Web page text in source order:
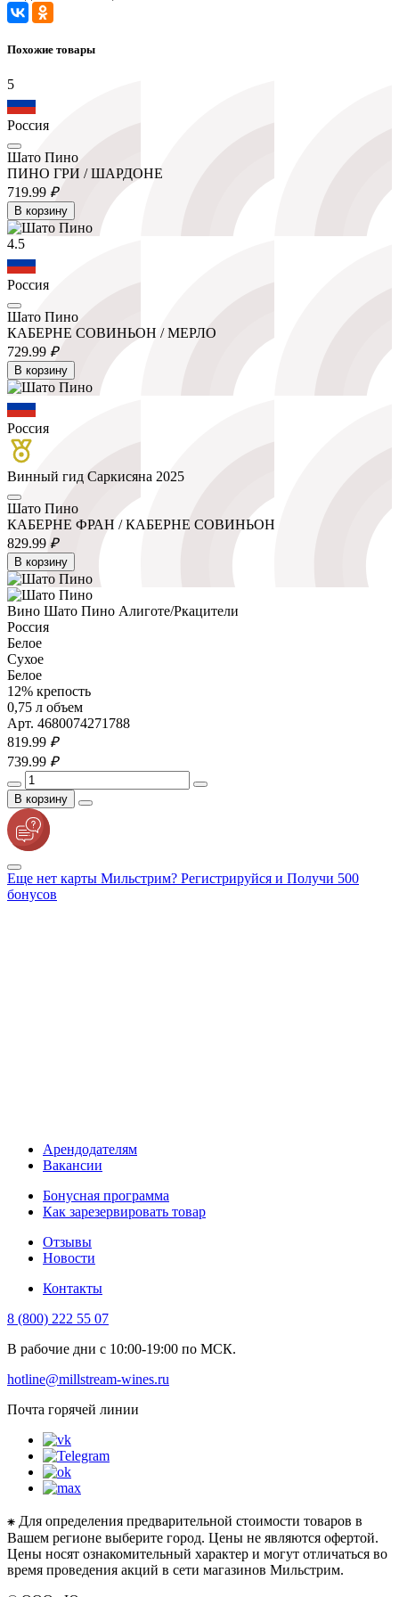
Похожие товары
5
Россия
Шато Пино
ПИНО ГРИ / ШАРДОНЕ
719.99 ₽
В корзину
4.5
Россия
Шато Пино
КАБЕРНЕ СОВИНЬОН / МЕРЛО
729.99 ₽
В корзину
Россия
Винный гид Саркисяна 2025
Шато Пино
КАБЕРНЕ ФРАН / КАБЕРНЕ СОВИНЬОН
829.99 ₽
В корзину
Вино Шато Пино Алиготе/Ркацители
Россия
Белое
Сухое
Белое
12% крепость
0,75 л объем
Арт. 4680074271788
819.99 ₽
739.99 ₽
В корзину
Еще нет карты Мильстрим? Регистрируйся и Получи 500
бонусов
Арендодателям
Вакансии
Бонусная программа
Как зарезервировать товар
Отзывы
Новости
Контакты
8 (800) 222 55 07
В рабочие дни с 10:00-19:00 по МСК.
hotline@millstream-wines.ru
Почта горячей линии
⁕ Для определения предварительной стоимости товаров в
Вашем регионе выберите город. Цены не являются офертой.
Цены носят ознакомительный характер и могут отличаться во
время проведения акций в сети магазинов Мильстрим.